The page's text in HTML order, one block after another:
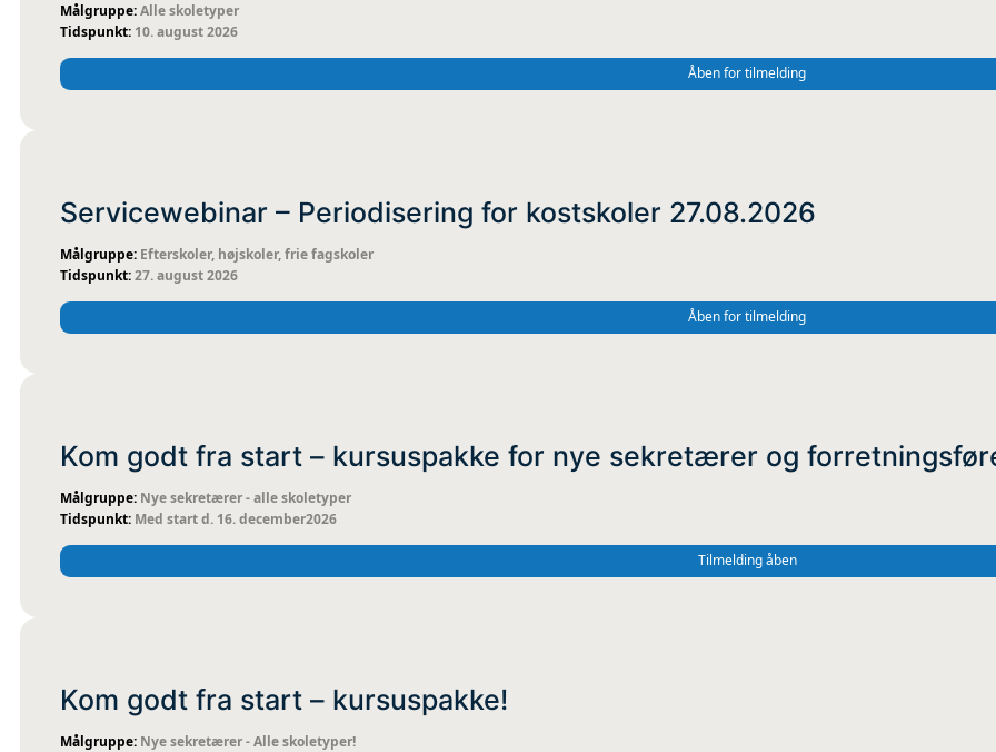
Alle skoletyper
10. august 2026
Åben for tilmelding
Servicewebinar – Periodisering for kostskoler 27.08.2026
Efterskoler, højskoler, frie fagskoler
27. august 2026
Åben for tilmelding
Kom godt fra start – kursuspakke for nye sekretærer og
Nye sekretærer - alle skoletyper
Med start d. 16. december2026
Tilmelding åben
Kom godt fra start – kursuspakke!
Nye sekretærer - Alle skoletyper!